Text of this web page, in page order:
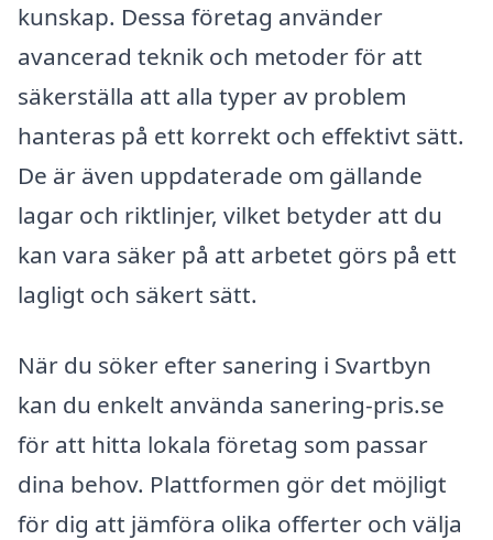
kunskap. Dessa företag använder
avancerad teknik och metoder för att
säkerställa att alla typer av problem
hanteras på ett korrekt och effektivt sätt.
De är även uppdaterade om gällande
lagar och riktlinjer, vilket betyder att du
kan vara säker på att arbetet görs på ett
lagligt och säkert sätt.
När du söker efter sanering i Svartbyn
kan du enkelt använda sanering-pris.se
för att hitta lokala företag som passar
dina behov. Plattformen gör det möjligt
för dig att jämföra olika offerter och välja